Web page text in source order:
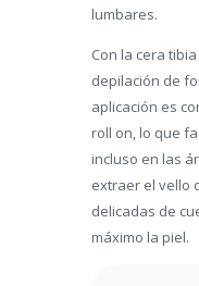
lumbares.
Con la cera
depilación de
aplicación es
roll on, lo que
incluso en las
extraer el vello
delicadas de
máximo la piel.